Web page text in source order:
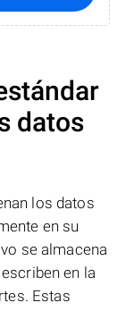
datos
los datos
en su
se almacena
en la
Estas